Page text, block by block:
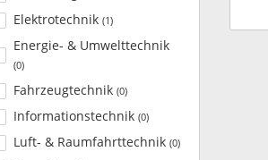
Elektrotechnik (1 )
Energie- & Umwelttechnik
(0)
Fahrzeugtechnik (0)
Informationstechnik (0)
Luft- & Raumfahrttechnik (0)